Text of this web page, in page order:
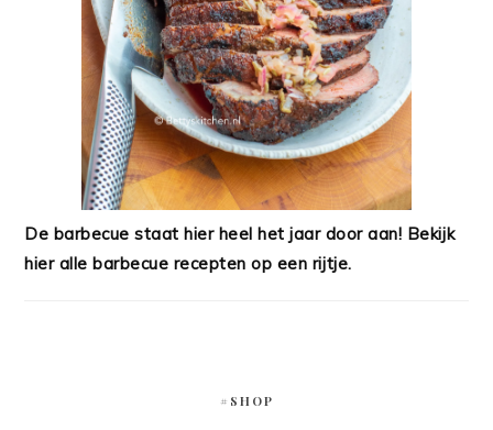
De barbecue staat hier heel het jaar door aan! Bekijk
hier alle barbecue recepten op een rijtje.
#SHOP